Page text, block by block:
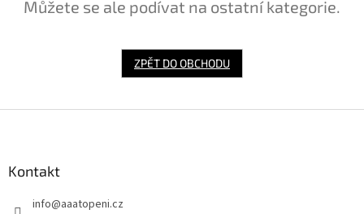
Můžete se ale podívat na ostatní kategorie.
ZPĚT DO OBCHODU
Kontakt
info@aaatopeni.cz